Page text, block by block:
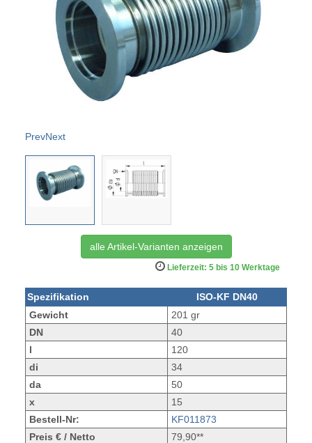
PrevNext
alle Artikel-Varianten anzeigen
Lieferzeit: 5 bis 10 Werktage
Spezifikation
ISO-KF DN40
Gewicht
201 gr
DN
40
l
120
di
34
da
50
x
15
Bestell-Nr:
KF011873
Preis € / Netto
79,90**